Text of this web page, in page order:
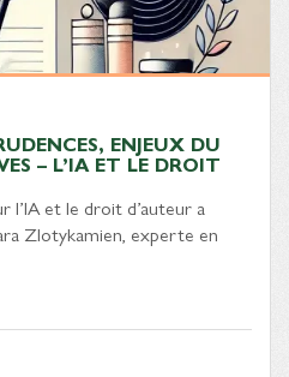
ENJEUX DU
– L’IA ET LE DROIT
l’IA et le droit d’auteur a
Zlotykamien, experte en